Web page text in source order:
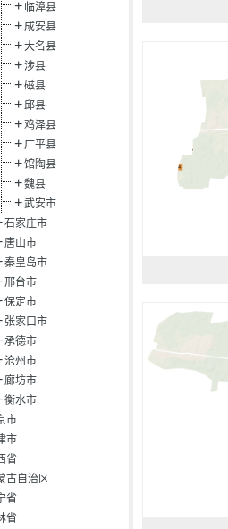
临漳县
成安县
大名县
涉县
磁县
邱县
鸡泽县
广平县
馆陶县
魏县
武安市
石家庄市
唐山市
秦皇岛市
邢台市
保定市
张家口市
承德市
沧州市
廊坊市
衡水市
市
市
省
古自治区
省
省